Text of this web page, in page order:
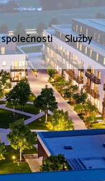
Služby